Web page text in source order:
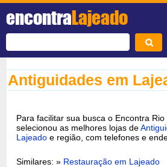
encontraLajeado
Antiguidades em
Para facilitar sua busca o Encontra
selecionou as melhores lojas de
Lajeado e região, com telefones e
Similares: » Restauração em Lajeado